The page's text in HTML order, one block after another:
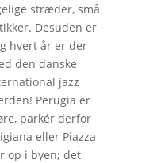
stræder, små
Desuden er
hvert år er der
den danske
jazz
Perugia er
parkér derfor
eller Piazza
op i byen; det